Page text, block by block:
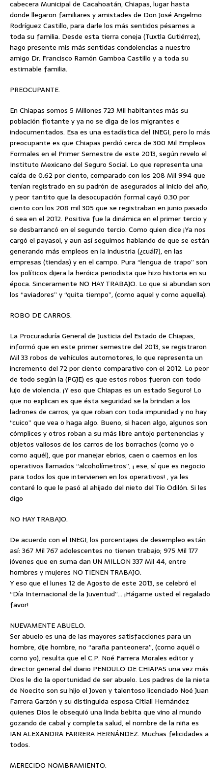
cabecera Municipal de Cacahoatán, Chiapas, lugar hasta
donde llegaron familiares y amistades de Don José Angelmo
Rodríguez Castillo, para darle los más sentidos pésames a
toda su familia. Desde esta tierra coneja (Tuxtla Gutiérrez),
hago presente mis más sentidas condolencias a nuestro
amigo Dr. Francisco Ramón Gamboa Castillo y a toda su
estimable familia.
PREOCUPANTE.
En Chiapas somos 5 Millones 723 Mil habitantes más su
población flotante y ya no se diga de los migrantes e
indocumentados. Esa es una estadística del INEGI, pero lo más
preocupante es que Chiapas perdió cerca de 300 Mil Empleos
Formales en el Primer Semestre de este 2013, según revelo el
Instituto Mexicano del Seguro Social. Lo que representa una
caída de 0.62 por ciento, comparado con los 208 Mil 994 que
tenían registrado en su padrón de asegurados al inicio del año,
y peor tantito que la desocupación formal cayó 0.30 por
ciento con los 208 mil 305 que se registraban en junio pasado
ó sea en el 2012. Positiva fue la dinámica en el primer tercio y
se desbarrancó en el segundo tercio. Como quien dice ¡Ya nos
cargó el payaso!, y aun así seguimos hablando de que se están
generando más empleos en la industria (¿cuál?), en las
empresas (tiendas) y en el campo. Pura “lengua de trapo” son
los políticos dijera la heróica periodista que hizo historia en su
época. Sinceramente NO HAY TRABAJO. Lo que si abundan son
los “aviadores” y “quita tiempo”, (como aquel y como aquella).
ROBO DE CARROS.
La Procuraduría General de Justicia del Estado de Chiapas,
informó que en este primer semestre del 2013, se registraron
Mil 33 robos de vehículos automotores, lo que representa un
incremento del 72 por ciento comparativo con el 2012. Lo peor
de todo según la (PGJE) es que estos robos fueron con todo
lujo de violencia. ¡Y eso que Chiapas es un estado Seguro! Lo
que no explican es que ésta seguridad se la brindan a los
ladrones de carros, ya que roban con toda impunidad y no hay
“cuico” que vea o haga algo. Bueno, si hacen algo, algunos son
cómplices y otros roban a su más libre antojo pertenencias y
objetos valiosos de los carros de los borrachos (como yo o
como aquél), que por manejar ebrios, caen o caemos en los
operativos llamados “alcoholímetros”, ¡ ese, sí que es negocio
para todos los que intervienen en los operativos! , ya les
contaré lo que le pasó al ahijado del nieto del Tío Odilón. Si les
digo
NO HAY TRABAJO.
De acuerdo con el INEGI, los porcentajes de desempleo están
así: 367 Mil 767 adolescentes no tienen trabajo; 975 Mil 177
jóvenes que en suma dan UN MILLON 337 Mil 44, entre
hombres y mujeres NO TIENEN TRABAJO.
Y eso que el lunes 12 de Agosto de este 2013, se celebró el
“Día Internacional de la Juventud”… ¡Hágame usted el regalado
favor!
NUEVAMENTE ABUELO.
Ser abuelo es una de las mayores satisfacciones para un
hombre, dije hombre, no “araña panteonera”, (como aquél o
como yo), resulta que el C.P. Noé Farrera Morales editor y
director general del diario PENDULO DE CHIAPAS una vez más
Dios le dio la oportunidad de ser abuelo. Los padres de la nieta
de Noecito son su hijo el Joven y talentoso licenciado Noé Juan
Farrera Garzón y su distinguida esposa Citlali Hernández
quienes Dios le obsequió una linda bebita que vino al mundo
gozando de cabal y completa salud, el nombre de la niña es
IAN ALEXANDRA FARRERA HERNÁNDEZ. Muchas felicidades a
todos.
MERECIDO NOMBRAMIENTO.